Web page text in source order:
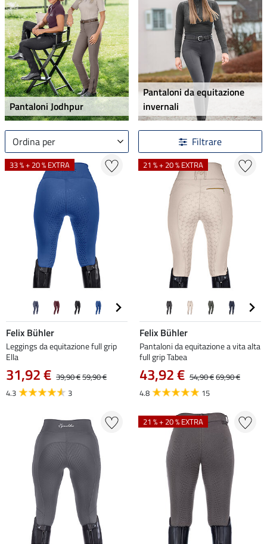
Pantaloni Jodhpur
Pantaloni da equitazione
invernali
Ordina per Filtrare
33 % + 20 % EXTRA
Felix Bühler
Leggings da equitazione full grip
Ella
31,92 € 39,90 €59,90 €
4.3
3
21 % + 20 % EXTRA
Felix Bühler
Pantaloni da equitazione a vita alta
full grip Tabea
43,92 € 54,90 €69,90 €
4.8
15
21 % + 20 % EXTRA